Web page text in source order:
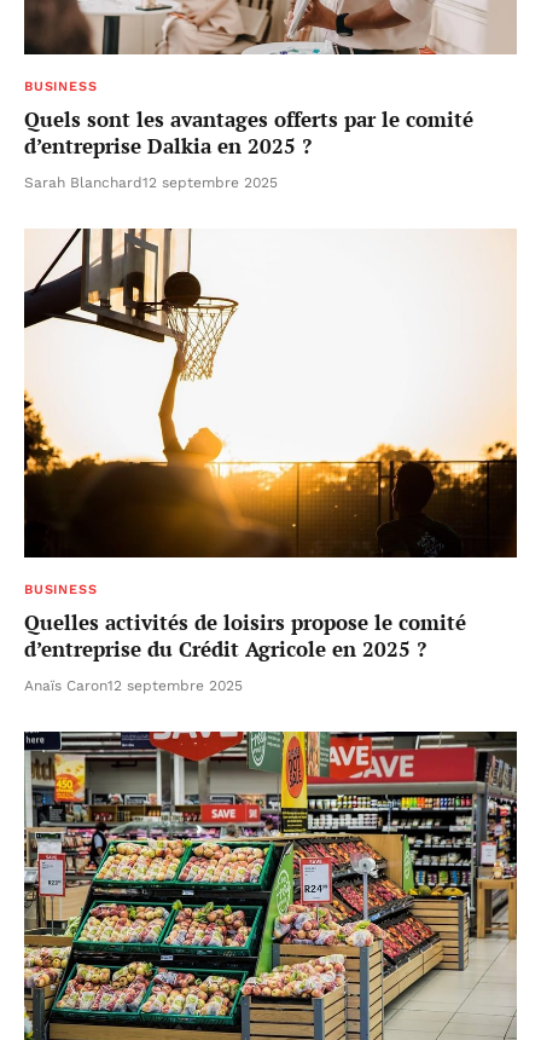
BUSINESS
Quels sont les avantages offerts par le comité
d’entreprise Dalkia en 2025 ?
Sarah Blanchard12 septembre 2025
BUSINESS
Quelles activités de loisirs propose le comité
d’entreprise du Crédit Agricole en 2025 ?
Anaïs Caron12 septembre 2025